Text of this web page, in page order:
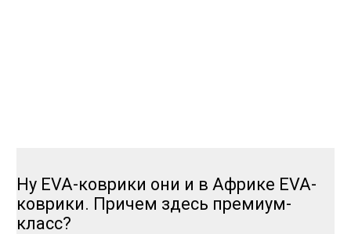
Ну EVA-коврики они и в Африке EVA-
коврики. Причем здесь премиум-
класс?